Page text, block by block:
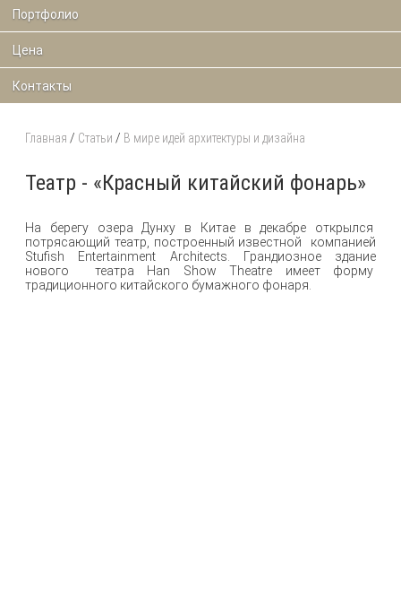
Портфолио
Цена
Контакты
Главная / Статьи / В мире идей архитектуры и дизайна
Театр - «Красный китайский фонарь»
На берегу озера Дунху в Китае в декабре открылся
потрясающий театр, построенный известной компанией
Stufish Entertainment Architects. Грандиозное здание
нового театра Han Show Theatre имеет форму
традиционного китайского бумажного фонаря.